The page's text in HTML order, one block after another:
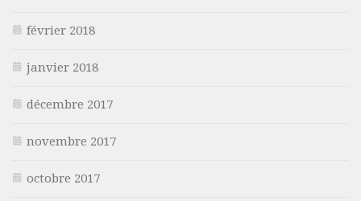
février 2018
janvier 2018
décembre 2017
novembre 2017
octobre 2017